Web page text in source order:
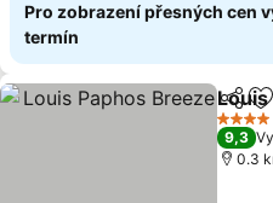
Pro zobrazení přesných cen
termín
Sdílet
4
9,3
0.3